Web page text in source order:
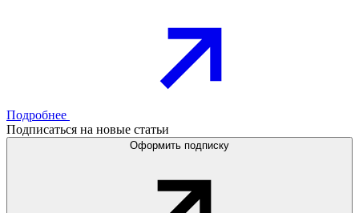
Подробнее
Подписаться на новые статьи
Оформить подписку